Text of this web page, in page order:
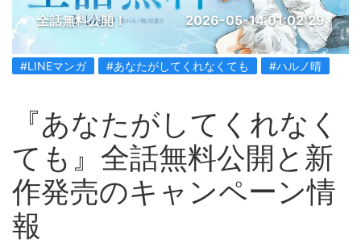
全話無料公開！ 2026-05-14 01:02:29
#LINEマンガ #あなたがしてくれなくても #ハルノ晴
『あなたがしてくれなく
ても』全話無料公開と新
作発売のキャンペーン情
報